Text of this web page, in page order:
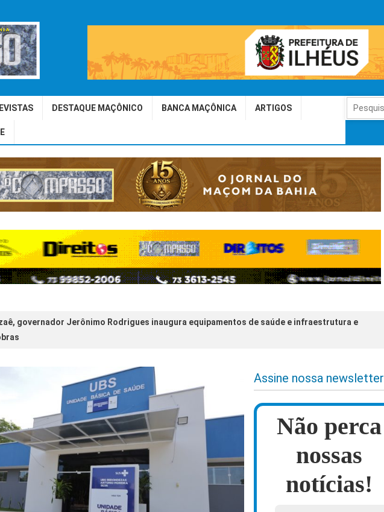
DESTAQUE MAÇÔNICO BANCA MAÇÔNICA ARTIGOS
governador Jerônimo Rodrigues inaugura equipamentos de saúde e infraestrutura e
Assine nossa newsletter
Não perca
nossas
notícias!